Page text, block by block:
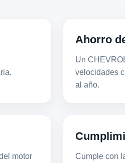
Ahorro
Un
velocidades
al año.
motor
Cumple con